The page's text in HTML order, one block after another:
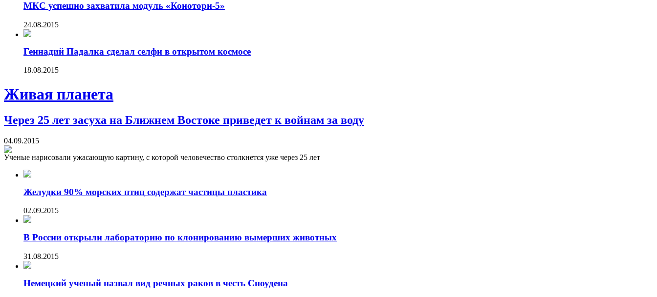
МКС успешно захватила модуль «Конотори-5»
24.08.2015
Геннадий Падалка сделал селфи в открытом космосе
18.08.2015
Живая планета
Через 25 лет засуха на Ближнем Востоке приведет к войнам за воду
04.09.2015
Ученые нарисовали ужасающую картину, с которой человечество столкнется уже через 25 лет
Желудки 90% морских птиц содержат частицы пластика
02.09.2015
В России открыли лабораторию по клонированию вымерших животных
31.08.2015
Немецкий ученый назвал вид речных раков в честь Сноудена